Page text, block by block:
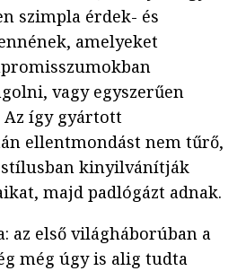
szimpla érdek- és
amelyeket
vagy egyszerűen
Az így gyártott
ellentmondást nem tűrő,
kinyilvánítják
majd padlógázt adnak.
az első világháborúban a
még úgy is alig tudta